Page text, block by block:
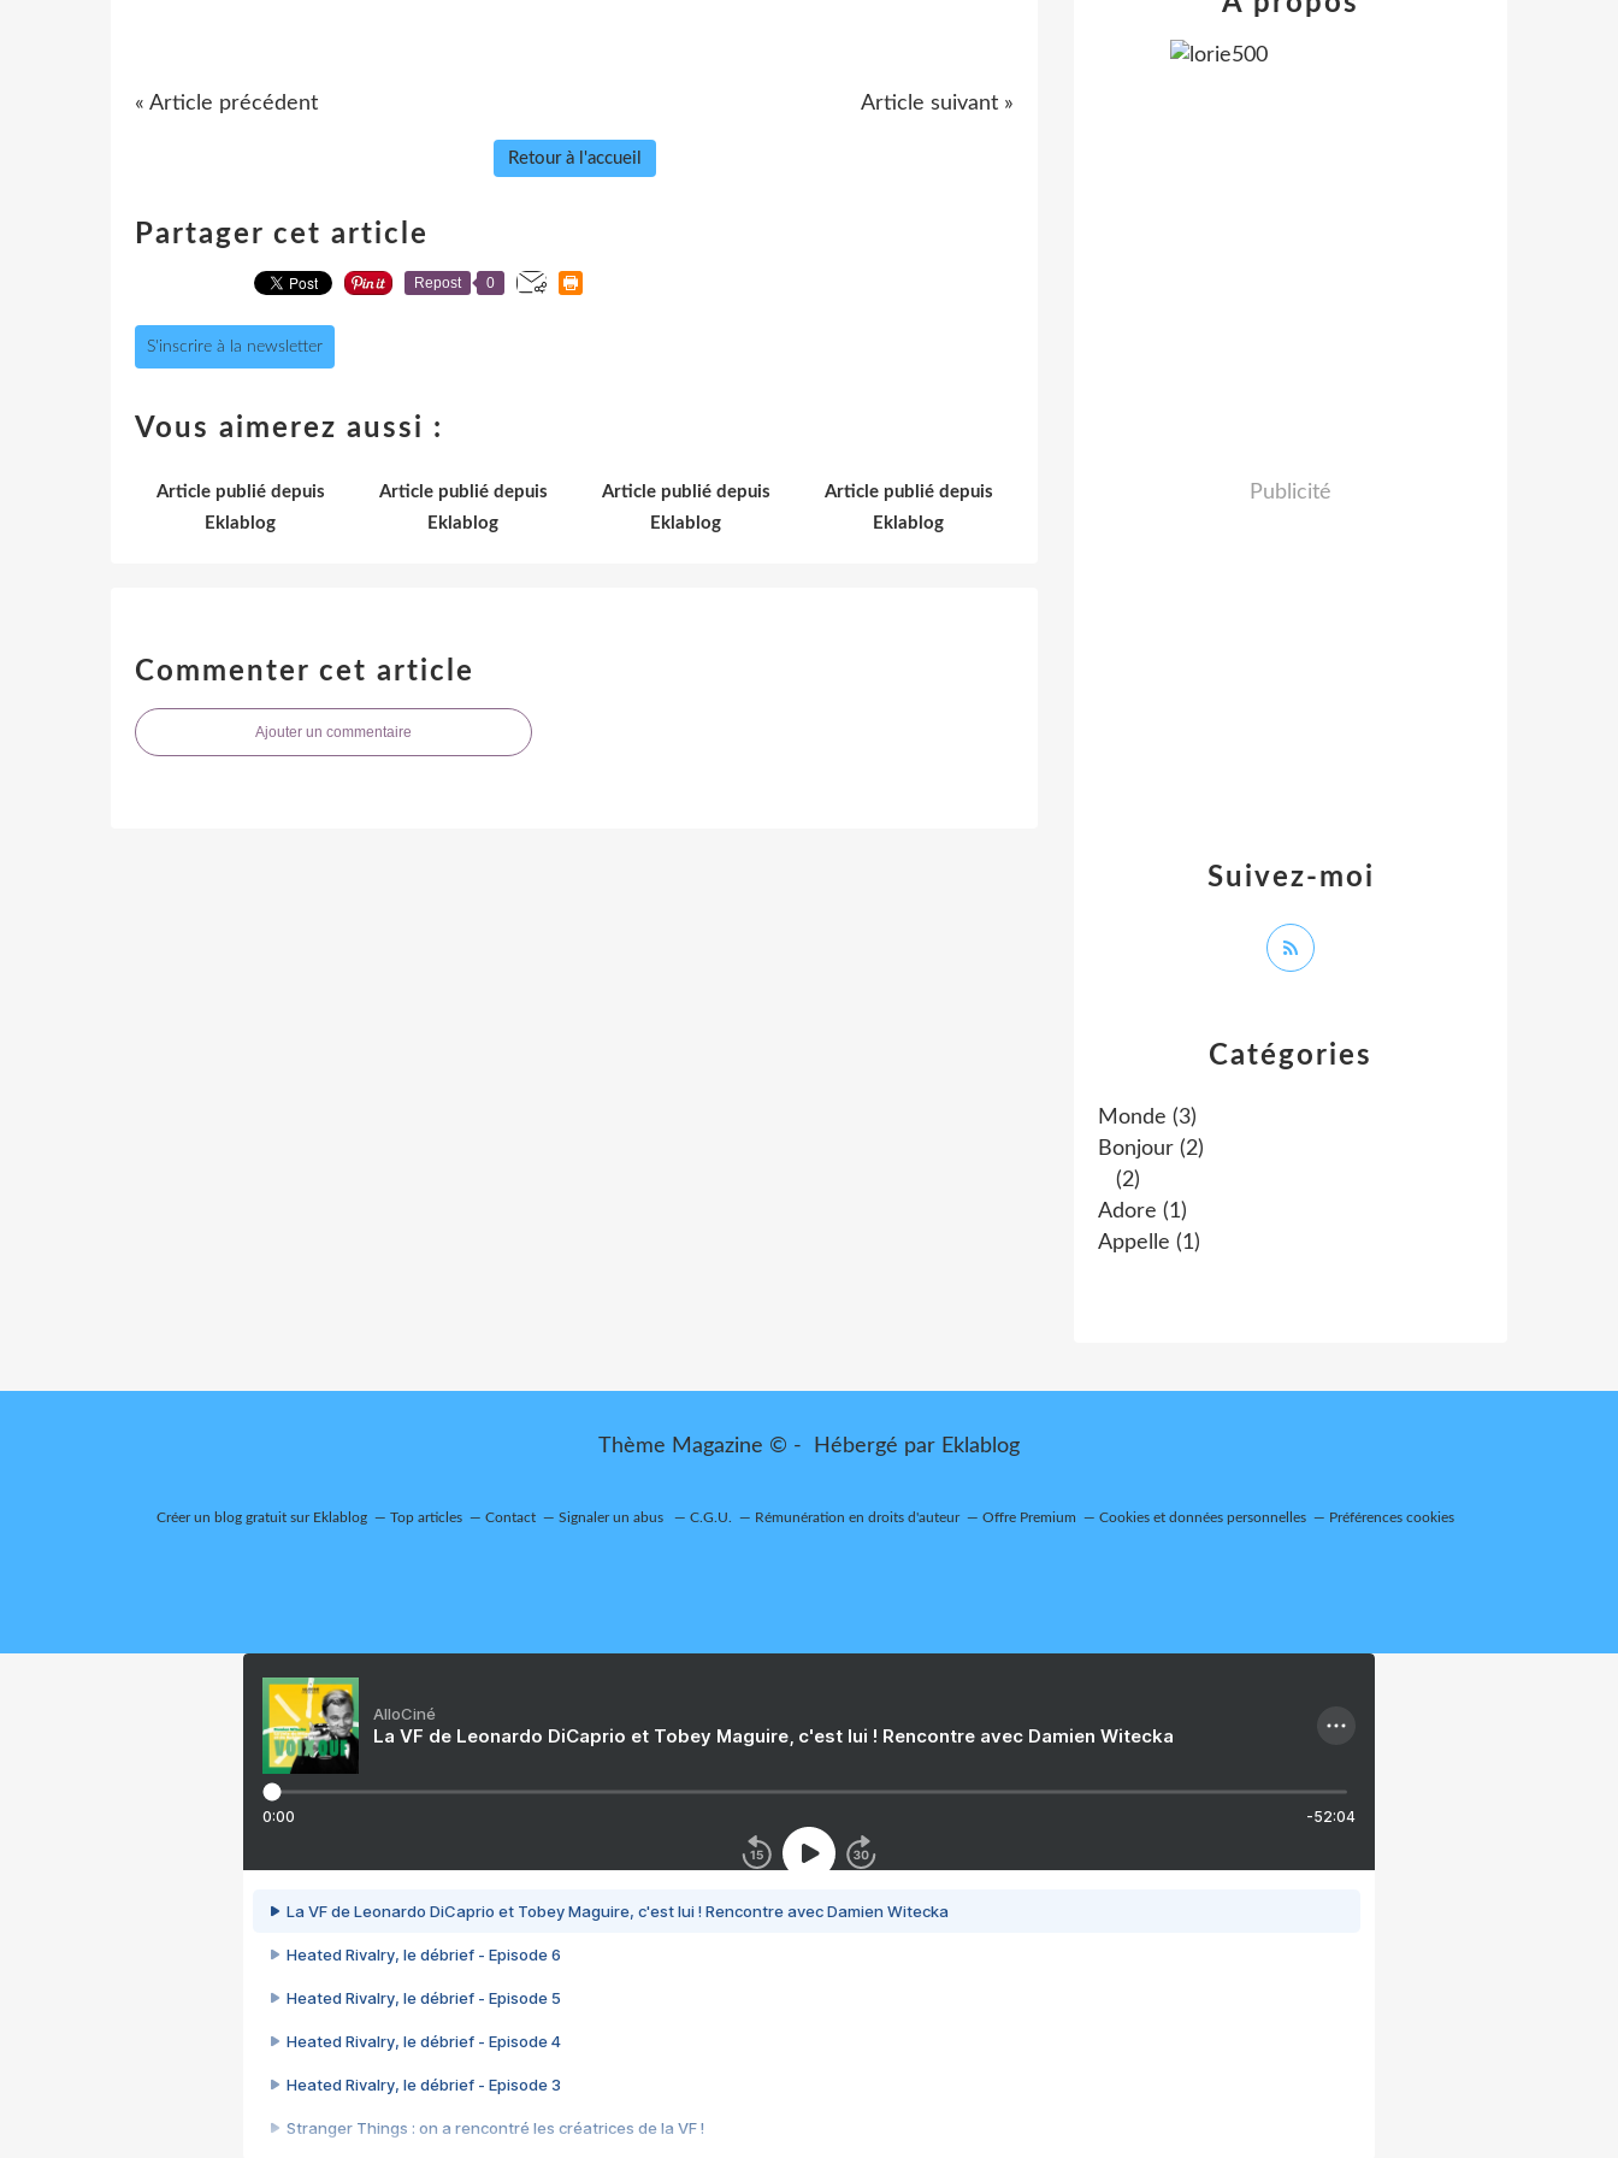
« Article précédent Article suivant »
Retour à l'accueil
Partager cet article
Repost 0
S'inscrire à la newsletter
Vous aimerez aussi :
Article publié depuis
Eklablog
Article publié depuis
Eklablog
Article publié depuis
Eklablog
Article publié depuis
Eklablog
Commenter cet article
Ajouter un commentaire
Catégories
Monde (3)
Bonjour (2)
(2)
Adore (1)
Appelle (1)
Suivez-moi
Publicité
Thème Magazine © - Hébergé par Eklablog
Créer un blog gratuit sur Eklablog Top articles Contact Signaler un abus C.G.U. Rémunération en droits d'auteur Offre Premium Cookies et données personnelles Préférences cookies
AlloCiné
La VF de Leonardo DiCaprio et Tobey Maguire, c'est lui ! Rencontre avec Damien Witecka
0:00 -52:04
La VF de Leonardo DiCaprio et Tobey Maguire, c'est lui ! Rencontre avec Damien Witecka
Heated Rivalry, le débrief - Episode 6
Heated Rivalry, le débrief - Episode 5
Heated Rivalry, le débrief - Episode 4
Heated Rivalry, le débrief - Episode 3
Stranger Things : on a rencontré les créatrices de la VF !